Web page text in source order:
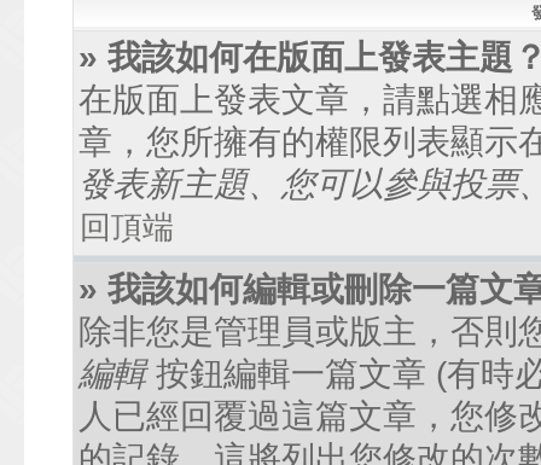
» 我該如何在版面上發表主題
在版面上發表文章，請點選相
章，您所擁有的權限列表顯示
發表新主題、您可以參與投票
回頂端
» 我該如何編輯或刪除一篇文
除非您是管理員或版主，否則
編輯按鈕編輯一篇文章 (有時
人已經回覆過這篇文章，您修